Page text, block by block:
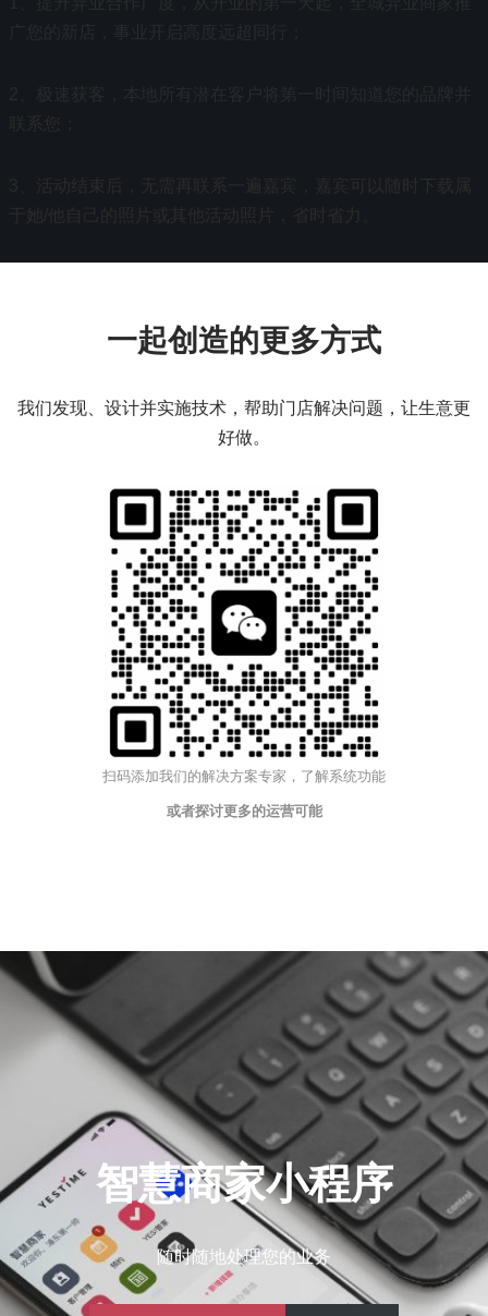
2、极速获客，本地所有潜在客户将第一时间知道您的品牌并
联系您；
3、活动结束后，无需再联系一遍嘉宾，嘉宾可以随时下载属
于她/他自己的照片或其他活动照片，省时省力。
一起创造的更多方式
我们发现、设计并实施技术，帮助门店解决问题，让生意更
好做。
扫码添加我们的解决方案专家，了解系统功能
或者探讨更多的运营可能
智慧商家小程序
随时随地处理您的业务